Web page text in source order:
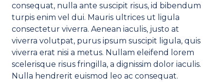
consequat, nulla ante suscipit risus, id bibendum
turpis enim vel dui. Mauris ultrices ut ligula
consectetur viverra. Aenean iaculis, justo at
viverra volutpat, purus ipsum suscipit ligula, quis
viverra erat nisi a metus. Nullam eleifend lorem
scelerisque risus fringilla, a dignissim dolor iaculis.
Nulla hendrerit euismod leo ac consequat.